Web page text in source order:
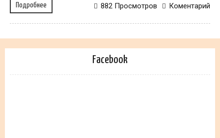
Подробнее Коментарий
882 Просмотров
Facebook